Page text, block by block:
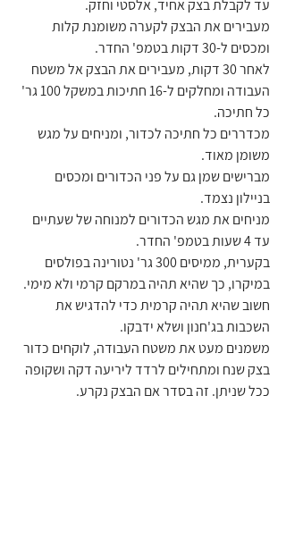
עד לקבלת בצק אחיד, אלסטי וחזק.
מעבירים את הבצק לקערה משומנת קלות
ומכסים ל-30 דקות בטמפ' החדר.
לאחר 30 דקות, מעבירים את הבצק אל משטח
העבודה ומחלקים ל-16 חתיכות במשקל 100 גר'
כל חתיכה.
מכדררים כל חתיכה לכדור, ומניחים על מגש
משומן מאוד.
מברישים שמן גם על פני הכדורים ומכסים
בניילון נצמד.
מניחים את מגש הכדורים למנוחה של שעתיים
עד 4 שעות בטמפ' החדר.
בקערית, ממיסים 300 גר' נטורינה בפולסים
במיקרו, כך שהיא תהיה במרקם קרמי ולא מימי.
חשוב שהיא תהיה קרמית כדי להדגיש את
השכבות בג'חנון ושלא ידבקו.
משמנים מעט את משטח העבודה, לוקחים כדור
בצק שנח ומתחילים לרדד ליריעה דקה ושקופה
ככל שניתן. זה בסדר אם הבצק נקרע.